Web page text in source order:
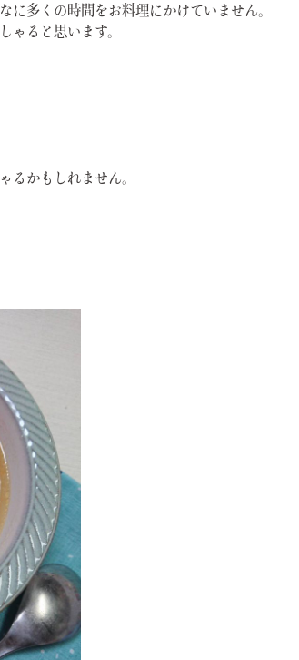
に多くの時間をお料理にかけていません。
ゃると思います。
るかもしれません。